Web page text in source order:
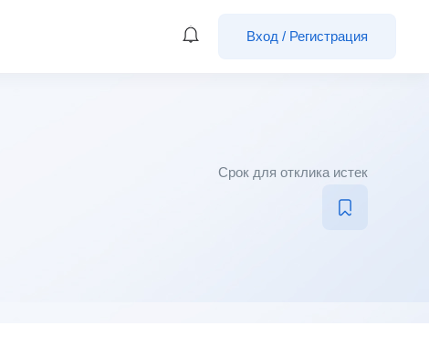
Вход / Регистрация
Срок для отклика истек